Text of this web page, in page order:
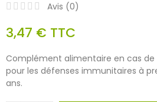
Avis (0)
3,47 € TTC
Complément alimentaire en cas
pour les défenses immunitaires à
ans.